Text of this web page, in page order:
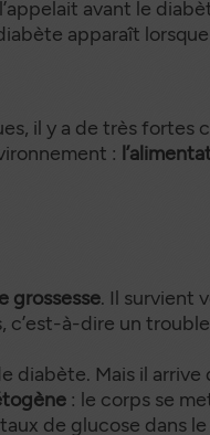
avant le
apparaît
il y a de très fortes
:
grossesse. Il survient
à-dire un
diabète. Mais il arrive
: le corps se
de glucose dans